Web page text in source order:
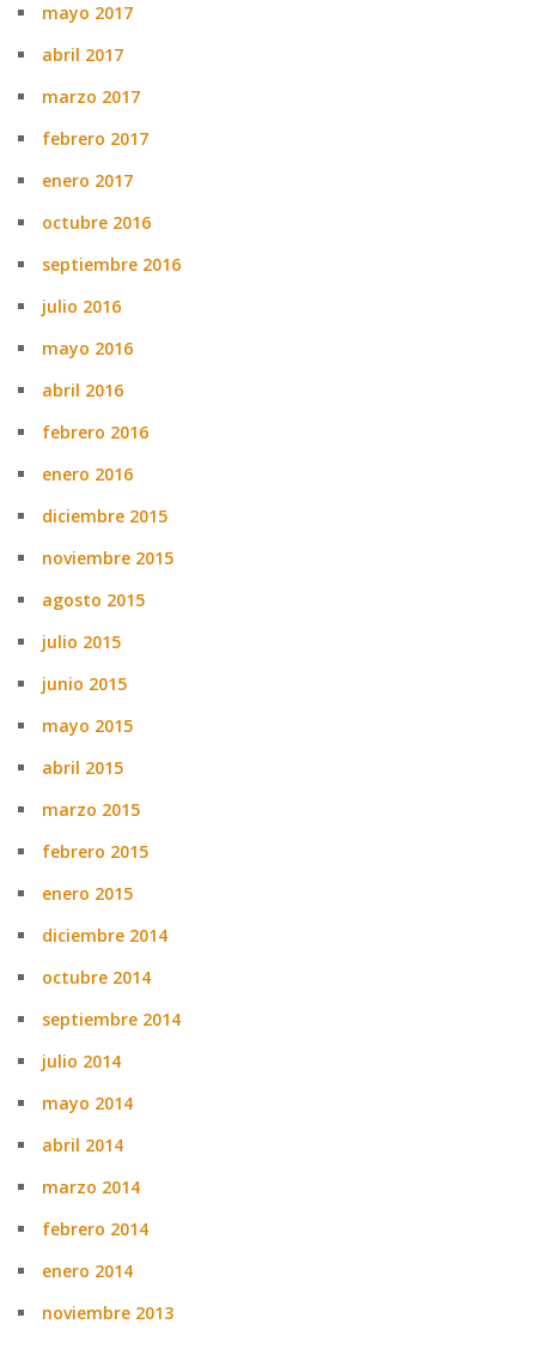
mayo 2017
abril 2017
marzo 2017
febrero 2017
enero 2017
octubre 2016
septiembre 2016
julio 2016
mayo 2016
abril 2016
febrero 2016
enero 2016
diciembre 2015
noviembre 2015
agosto 2015
julio 2015
junio 2015
mayo 2015
abril 2015
marzo 2015
febrero 2015
enero 2015
diciembre 2014
octubre 2014
septiembre 2014
julio 2014
mayo 2014
abril 2014
marzo 2014
febrero 2014
enero 2014
noviembre 2013